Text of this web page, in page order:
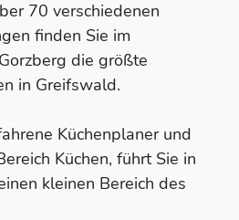
70 verschiedenen
finden Sie im
die größte
in Greifswald.
Küchenplaner und
Küchen, führt Sie in
kleinen Bereich des